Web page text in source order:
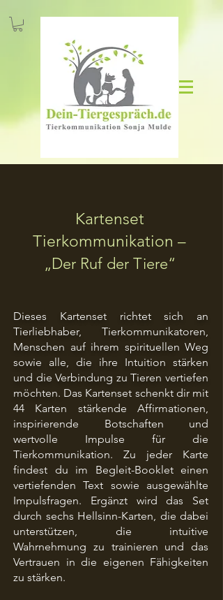
Kartenset
Tierkommunikation –
„Der Ruf der Tiere“
Dieses Kartenset richtet sich an
Tierliebhaber, Tierkommunikatoren,
Menschen auf ihrem spirituellen Weg
sowie alle, die ihre Intuition stärken
und die Verbindung zu Tieren vertiefen
möchten. Das Kartenset schenkt dir mit
44 Karten stärkende Affirmationen,
inspirierende Botschaften und
wertvolle Impulse für die
Tierkommunikation. Zu jeder Karte
findest du im Begleit-Booklet einen
vertiefenden Text sowie ausgewählte
Impulsfragen. Ergänzt wird das Set
durch sechs Hellsinn-Karten, die dabei
unterstützen, die intuitive
Wahrnehmung zu trainieren und das
Vertrauen in die eigenen Fähigkeiten
zu stärken.